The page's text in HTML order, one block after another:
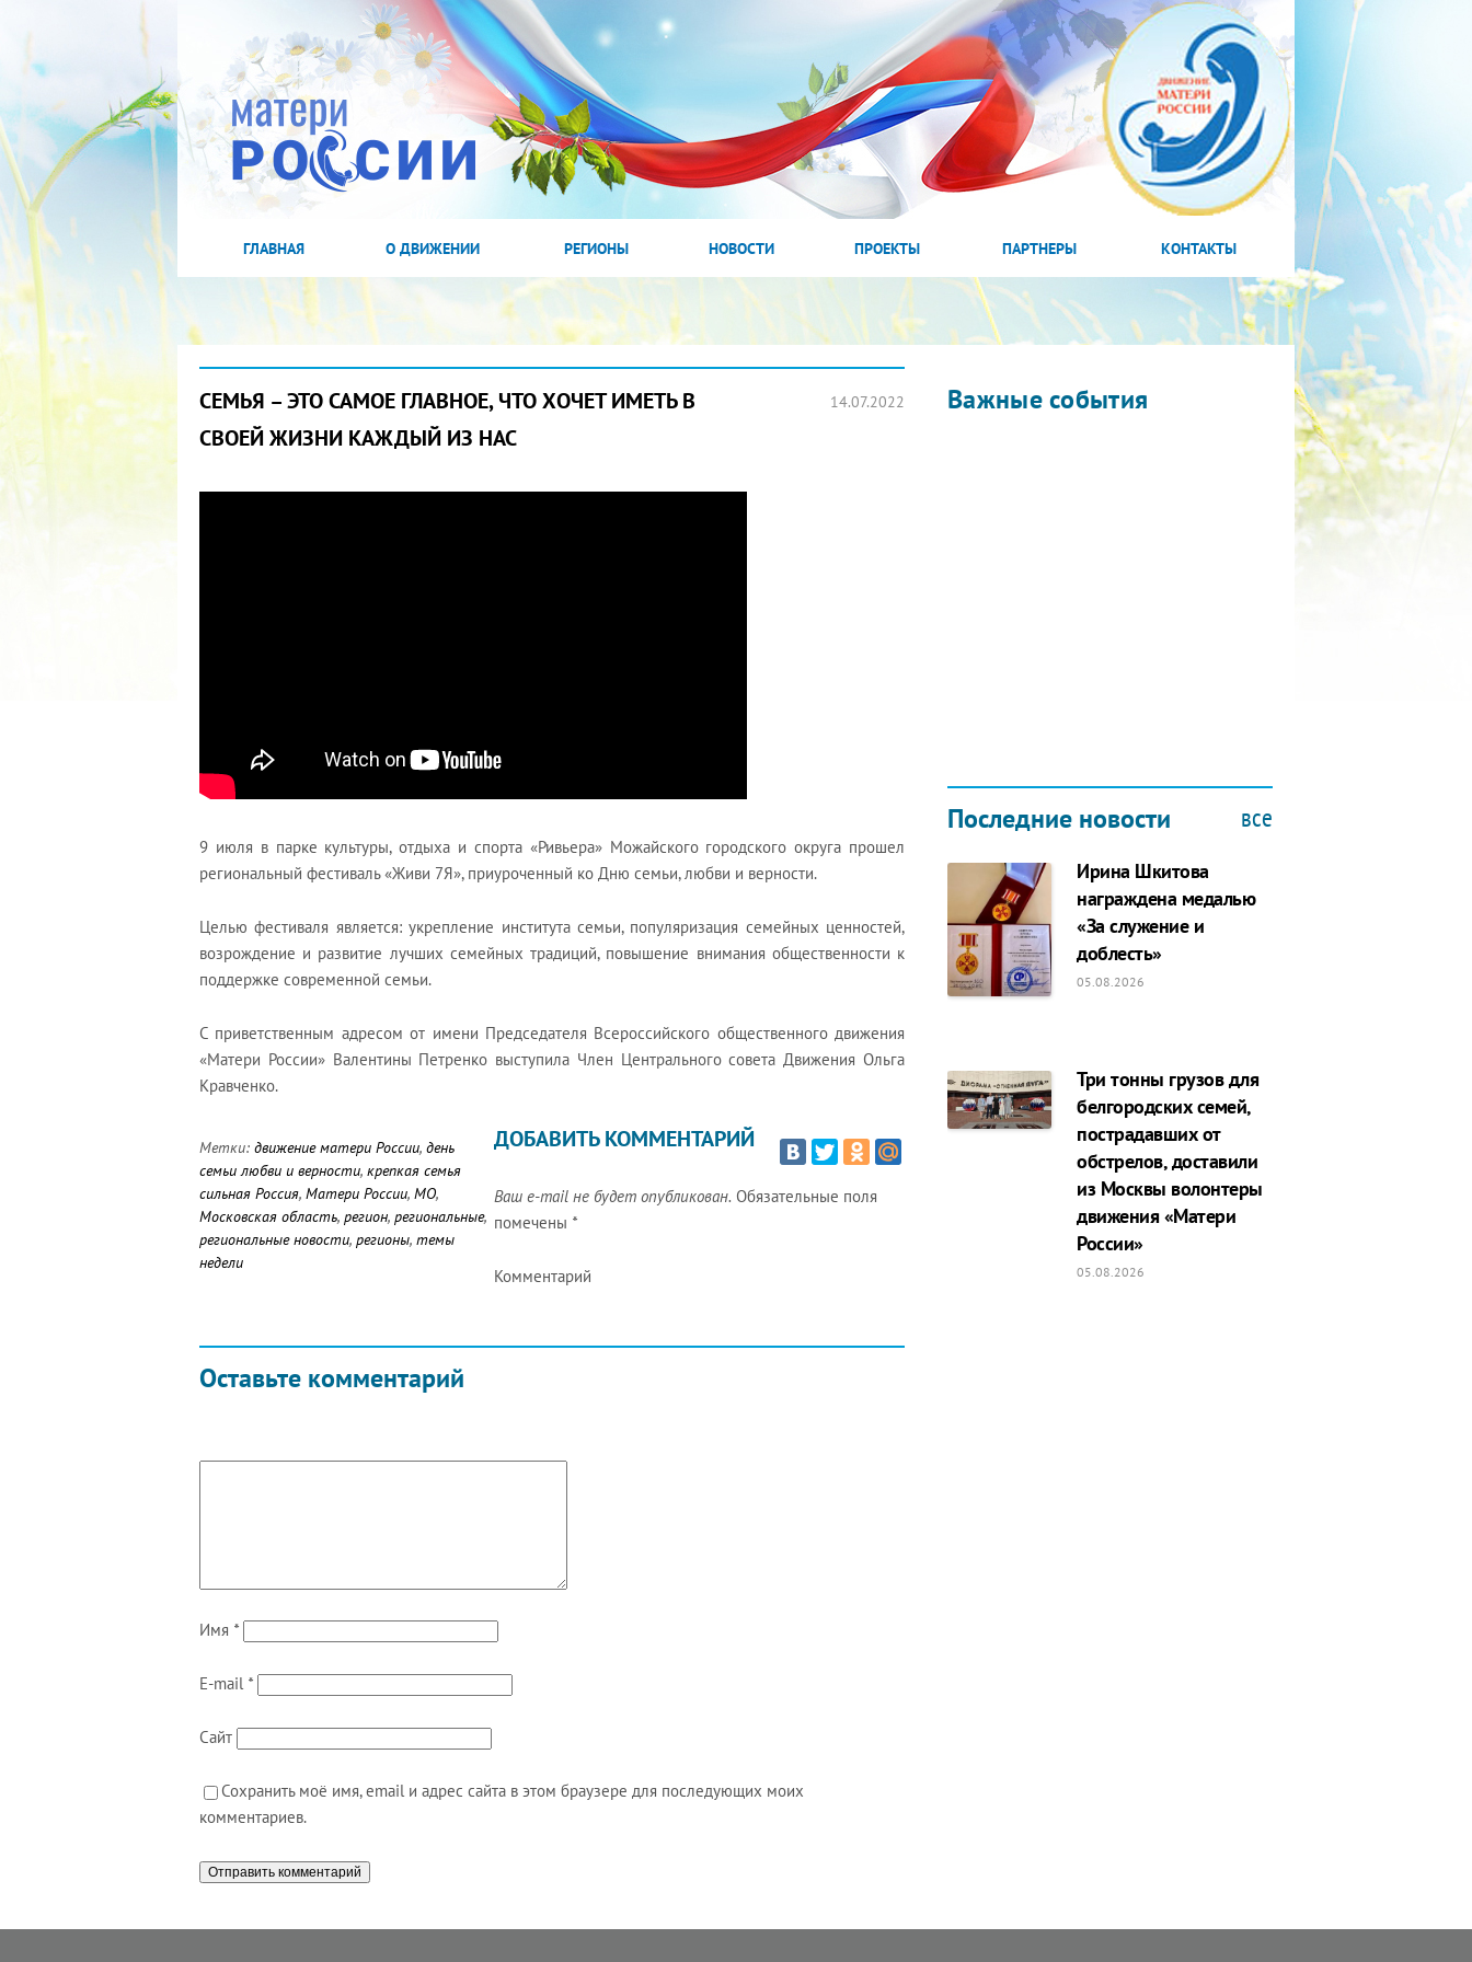
ГЛАВНАЯ О ДВИЖЕНИИ РЕГИОНЫ НОВОСТИ ПРОЕКТЫ ПАРТНЕРЫ КОНТАКТЫ
СЕМЬЯ – ЭТО САМОЕ ГЛАВНОЕ, ЧТО ХОЧЕТ ИМЕТЬ В
СВОЕЙ ЖИЗНИ КАЖДЫЙ ИЗ НАС
14.07.2022
9 июля в парке культуры, отдыха и спорта «Ривьера» Можайского городского округа прошел
региональный фестиваль «Живи 7Я», приуроченный ко Дню семьи, любви и верности.
Целью фестиваля является: укрепление института семьи, популяризация семейных ценностей,
возрождение и развитие лучших семейных традиций, повышение внимания общественности к
поддержке современной семьи.
С приветственным адресом от имени Председателя Всероссийского общественного движения
«Матери России» Валентины Петренко выступила Член Центрального совета Движения Ольга
Кравченко.
Метки: движение матери России, день
семьи любви и верности, крепкая семья
сильная Россия, Матери России, МО,
Московская область, регион, региональные,
региональные новости, регионы, темы
недели
Оставьте комментарий
ДОБАВИТЬ КОММЕНТАРИЙ
Ваш e-mail не будет опубликован. Обязательные поля
помечены *
Комментарий
Имя *
E-mail *
Сайт
Сохранить моё имя, email и адрес сайта в этом браузере для последующих моих
комментариев.
Важные события
Последние новости все
Ирина Шкитова
награждена медалью
«За служение и
доблесть»
05.08.2026
Три тонны грузов для
белгородских семей,
пострадавших от
обстрелов, доставили
из Москвы волонтеры
движения «Матери
России»
05.08.2026